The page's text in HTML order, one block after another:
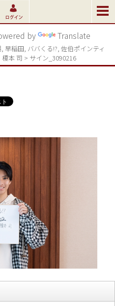
by Translate
, 早稲田, ババくる!?, 佐伯ポインティ
本 司 > サイン_3090216